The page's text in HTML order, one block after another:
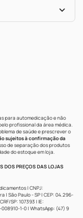
para automedicação e não
profissional da área médica.
de saúde e prescrever o
sujeitos à confirmação da
de separação dos produtos
do estoque em loja.
DOS PREÇOS DAS LOJAS
| CNPJ:
| São Paulo - SP | CEP: 04.296-
SP: 107393 | IE:
008910-1-0 | WhatsApp: (47) 9